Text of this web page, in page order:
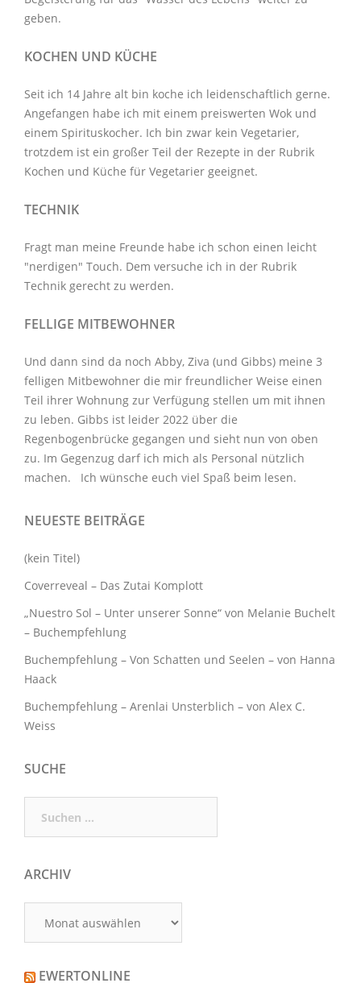
geben.
KOCHEN UND KÜCHE
Seit ich 14 Jahre alt bin koche ich leidenschaftlich gerne.
Angefangen habe ich mit einem preiswerten Wok und
einem Spirituskocher. Ich bin zwar kein Vegetarier,
trotzdem ist ein großer Teil der Rezepte in der Rubrik
Kochen und Küche für Vegetarier geeignet.
TECHNIK
Fragt man meine Freunde habe ich schon einen leicht
"nerdigen" Touch. Dem versuche ich in der Rubrik
Technik gerecht zu werden.
FELLIGE MITBEWOHNER
Und dann sind da noch Abby, Ziva (und Gibbs) meine 3
felligen Mitbewohner die mir freundlicher Weise einen
Teil ihrer Wohnung zur Verfügung stellen um mit ihnen
zu leben. Gibbs ist leider 2022 über die
Regenbogenbrücke gegangen und sieht nun von oben
zu. Im Gegenzug darf ich mich als Personal nützlich
machen. Ich wünsche euch viel Spaß beim lesen.
NEUESTE BEITRÄGE
(kein Titel)
Coverreveal – Das Zutai Komplott
„Nuestro Sol – Unter unserer Sonne“ von Melanie Buchelt
– Buchempfehlung
Buchempfehlung – Von Schatten und Seelen – von Hanna
Haack
Buchempfehlung – Arenlai Unsterblich – von Alex C.
Weiss
SUCHE
nach:
ARCHIV
EWERTONLINE